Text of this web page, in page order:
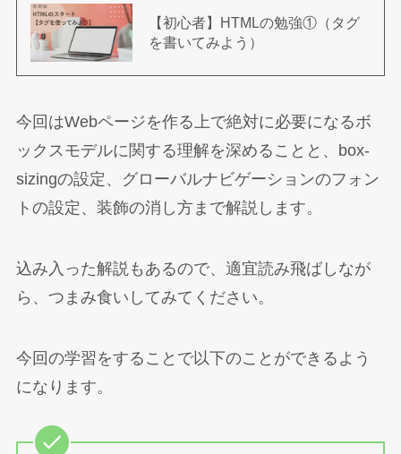
【初心者】HTMLの勉強①（タグ
を書いてみよう）
今回はWebページを作る上で絶対に必要になるボ
ックスモデルに関する理解を深めることと、box-
sizingの設定、グローバルナビゲーションのフォン
トの設定、装飾の消し方まで解説します。
込み入った解説もあるので、適宜読み飛ばしなが
ら、つまみ食いしてみてください。
今回の学習をすることで以下のことができるよう
になります。